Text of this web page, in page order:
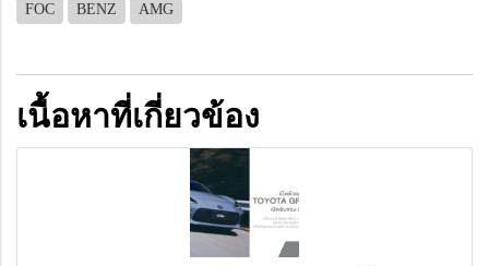
FOC BENZ AMG
เนื้อหาที่เกี่ยวข้อง